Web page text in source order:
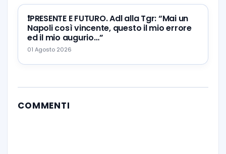
❗️PRESENTE E FUTURO. Adl alla Tgr: “Mai un
Napoli così vincente, questo il mio errore
ed il mio augurio…”
01 Agosto 2026
COMMENTI